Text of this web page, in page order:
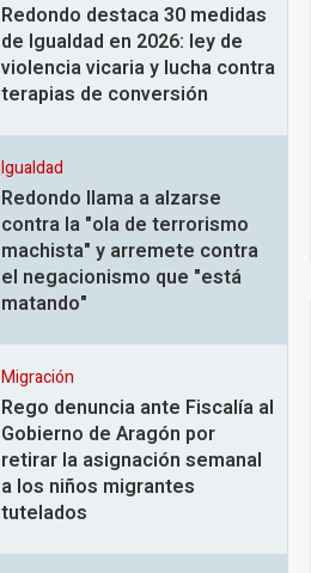
Redondo destaca 30 medidas
de Igualdad en 2026: ley de
violencia vicaria y lucha contra
terapias de conversión
Igualdad
Redondo llama a alzarse
contra la "ola de terrorismo
machista" y arremete contra
el negacionismo que "está
matando"
Migración
Rego denuncia ante Fiscalía al
Gobierno de Aragón por
retirar la asignación semanal
a los niños migrantes
tutelados